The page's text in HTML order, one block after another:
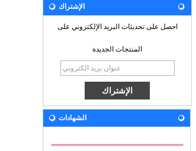
الإشتراك
احصل على تحديثات البريد الإلكتروني على
المنتجات الجديدة
الشهادات